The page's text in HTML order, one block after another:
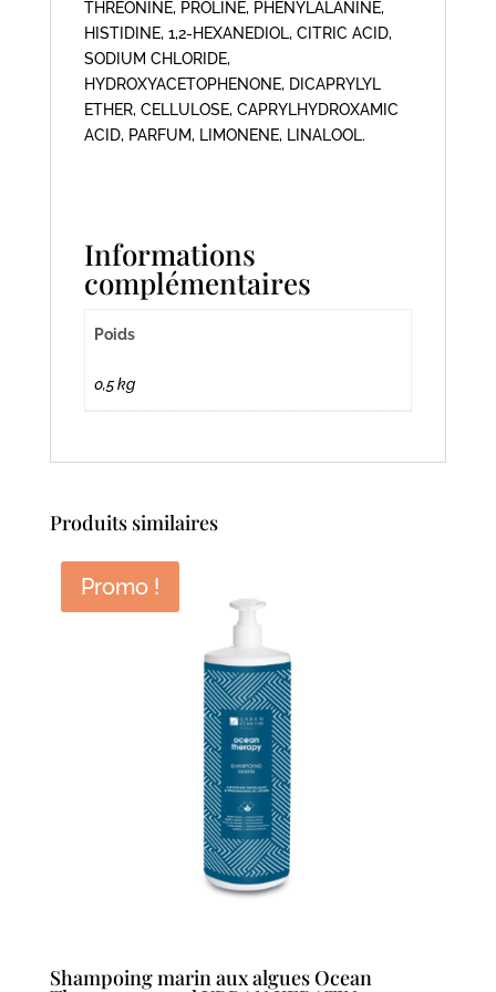
THREONINE, PROLINE, PHENYLALANINE,
HISTIDINE, 1,2-HEXANEDIOL, CITRIC ACID,
SODIUM CHLORIDE,
HYDROXYACETOPHENONE, DICAPRYLYL
ETHER, CELLULOSE, CAPRYLHYDROXAMIC
ACID, PARFUM, LIMONENE, LINALOOL.
Informations
complémentaires
Poids
0,5 kg
Produits similaires
Promo !
Shampoing marin aux algues Ocean